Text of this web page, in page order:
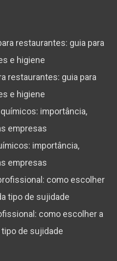
restaurantes: guia para
e higiene
importância,
empresas
como escolher a
de sujidade